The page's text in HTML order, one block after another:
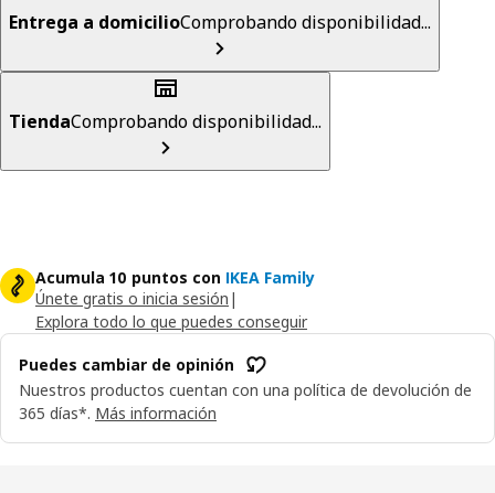
Entrega a domicilioComprobando disponibilidad...
TiendaComprobando disponibilidad...
Acumula 10 puntos con IKEA Family
Únete gratis o inicia sesión |
Explora todo lo que puedes conseguir
Puedes cambiar de opinión
Nuestros productos cuentan con una política de devolución de
365 días*. Más información